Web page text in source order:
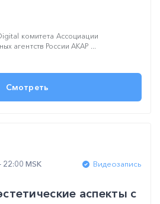
комитета Ассоциации
агентств России АКАР ...
Смотреть
22:00 MSK
Видеозапись
аспекты с